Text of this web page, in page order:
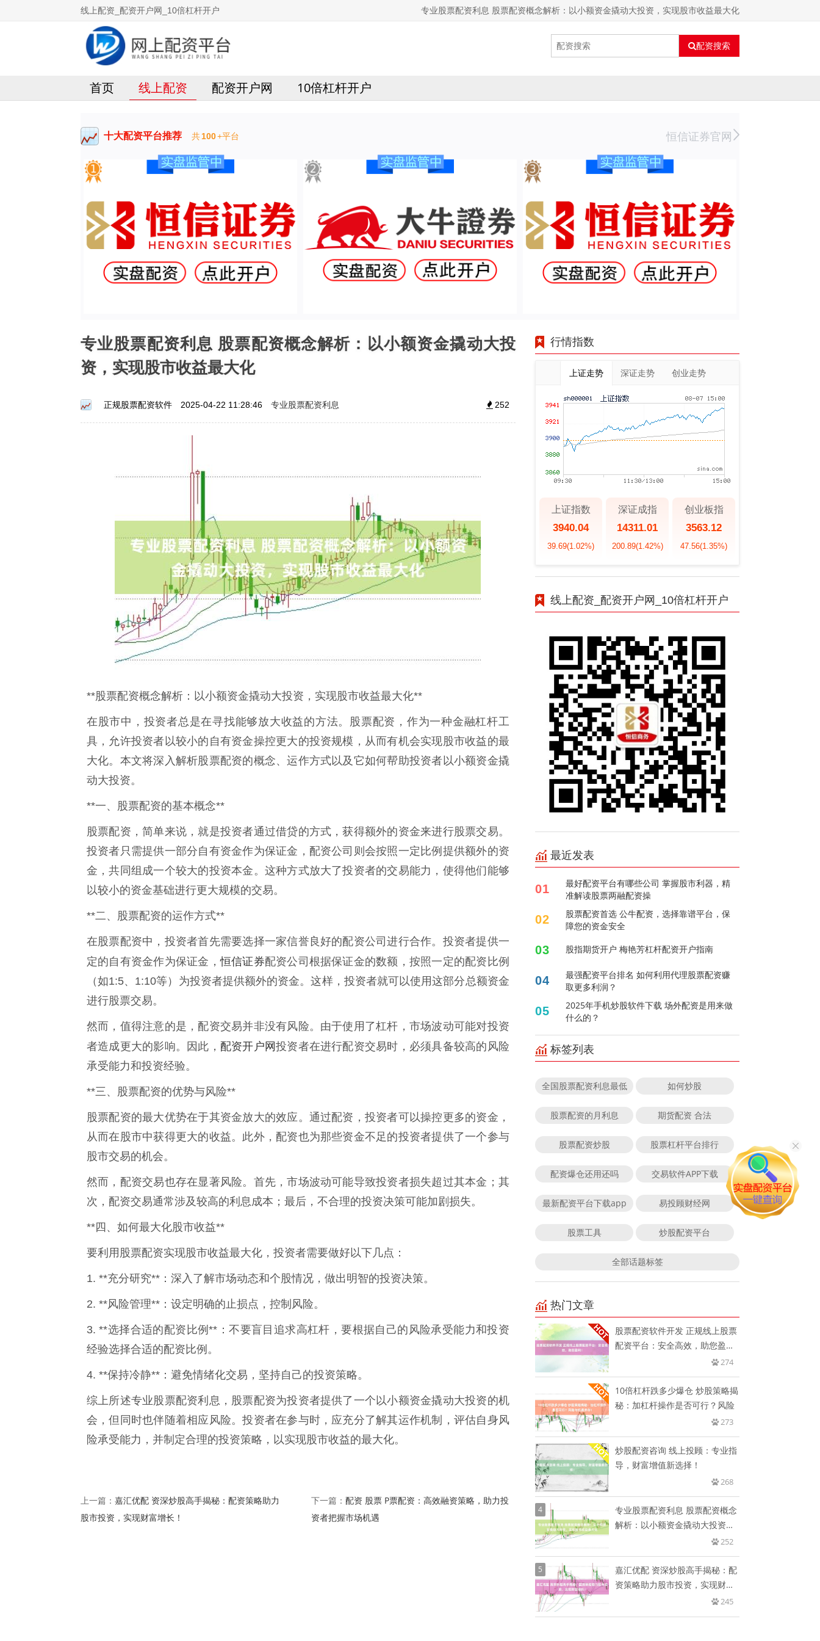
线上配资_配资开户网_10倍杠杆开户 专业股票配资利息 股票配资概念解析：以小额资金撬动大投资，实现股市收益最大化
配资搜索
首页 线上配资 配资开户网 10倍杠杆开户
十大配资平台推荐 共100+平台 恒信证券官网
专业股票配资利息 股票配资概念解析：以小额资金撬动大投
资，实现股市收益最大化
正规股票配资软件 2025-04-22 11:28:46 专业股票配资利息 252
**股票配资概念解析：以小额资金撬动大投资，实现股市收益最大化**
在股市中，投资者总是在寻找能够放大收益的方法。股票配资，作为一种金融杠杆工
具，允许投资者以较小的自有资金操控更大的投资规模，从而有机会实现股市收益的最
大化。本文将深入解析股票配资的概念、运作方式以及它如何帮助投资者以小额资金撬
动大投资。
**一、股票配资的基本概念**
股票配资，简单来说，就是投资者通过借贷的方式，获得额外的资金来进行股票交易。
投资者只需提供一部分自有资金作为保证金，配资公司则会按照一定比例提供额外的资
金，共同组成一个较大的投资本金。这种方式放大了投资者的交易能力，使得他们能够
以较小的资金基础进行更大规模的交易。
**二、股票配资的运作方式**
在股票配资中，投资者首先需要选择一家信誉良好的配资公司进行合作。投资者提供一
定的自有资金作为保证金，恒信证券配资公司根据保证金的数额，按照一定的配资比例
（如1:5、1:10等）为投资者提供额外的资金。这样，投资者就可以使用这部分总额资金
进行股票交易。
然而，值得注意的是，配资交易并非没有风险。由于使用了杠杆，市场波动可能对投资
者造成更大的影响。因此， 配资开户网投资者在进行配资交易时，必须具备较高的风险
承受能力和投资经验。
**三、股票配资的优势与风险**
股票配资的最大优势在于其资金放大的效应。通过配资，投资者可以操控更多的资金，
从而在股市中获得更大的收益。此外，配资也为那些资金不足的投资者提供了一个参与
股市交易的机会。
然而，配资交易也存在显著风险。首先，市场波动可能导致投资者损失超过其本金；其
次，配资交易通常涉及较高的利息成本；最后，不合理的投资决策可能加剧损失。
**四、如何最大化股市收益**
要利用股票配资实现股市收益最大化，投资者需要做好以下几点：
1. **充分研究**：深入了解市场动态和个股情况，做出明智的投资决策。
2. **风险管理**：设定明确的止损点，控制风险。
3. **选择合适的配资比例**：不要盲目追求高杠杆，要根据自己的风险承受能力和投资
经验选择合适的配资比例。
4. **保持冷静**：避免情绪化交易，坚持自己的投资策略。
综上所述专业股票配资利息，股票配资为投资者提供了一个以小额资金撬动大投资的机
会，但同时也伴随着相应风险。投资者在参与时，应充分了解其运作机制，评估自身风
险承受能力，并制定合理的投资策略，以实现股市收益的最大化。
上一篇： 嘉汇优配 资深炒股高手揭秘：配资策略助力
股市投资，实现财富增长！
下一篇： 配资 股票 P票配资：高效融资策略，助力投
资者把握市场机遇
行情指数
上证走势 深证走势 创业走势
上证指数
3940.04
39.69(1.02%)
深证成指
14311.01
200.89(1.42%)
创业板指
3563.12
47.56(1.35%)
线上配资_配资开户网_10倍杠杆开户
最近发表
01
最好配资平台有哪些公司 掌握股市利器，精
准解读股票两融配资操
02
股票配资首选 公牛配资，选择靠谱平台，保
障您的资金安全
03 股指期货开户 梅艳芳杠杆配资开户指南
04
最强配资平台排名 如何利用代理股票配资赚
取更多利润？
05
2025年手机炒股软件下载 场外配资是用来做
什么的？
标签列表
全国股票配资利息最低 如何炒股
股票配资的月利息 期货配资 合法
股票配资炒股 股票杠杆平台排行
配资爆仓还用还吗 交易软件APP下载
最新配资平台下载app 易投顾财经网
股票工具 炒股配资平台
全部话题标签
热门文章
股票配资软件开发 正规线上股票
配资平台：安全高效，助您盈
274
10倍杠杆跌多少爆仓 炒股策略揭
秘：加杠杆操作是否可行？风险
273
炒股配资咨询 线上投顾：专业指
导，财富增值新选择！
268
4
专业股票配资利息 股票配资概念
解析：以小额资金撬动大投资，
252
5
嘉汇优配 资深炒股高手揭秘：配
资策略助力股市投资，实现财富
245